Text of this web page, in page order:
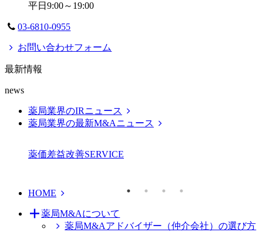
平日9:00～19:00
03-6810-0955
お問い合わせフォーム
最新情報
news
薬局業界のIRニュース
薬局業界の最新M&Aニュース
薬価差益改善SERVICE
HOME
薬局M&Aについて
薬局M&Aアドバイザー（仲介会社）の選び方